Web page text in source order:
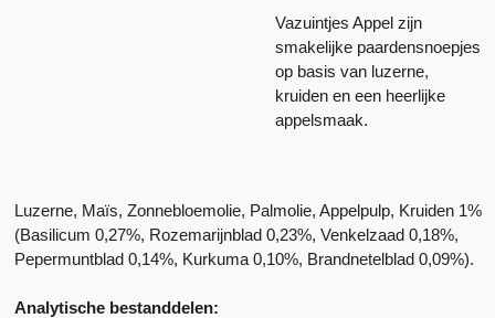
Vazuintjes Appel zijn
smakelijke paardensnoepjes
op basis van luzerne,
kruiden en een heerlijke
appelsmaak.
Luzerne, Maïs, Zonnebloemolie, Palmolie, Appelpulp, Kruiden 1%
(Basilicum 0,27%, Rozemarijnblad 0,23%, Venkelzaad 0,18%,
Pepermuntblad 0,14%, Kurkuma 0,10%, Brandnetelblad 0,09%).
Analytische bestanddelen: